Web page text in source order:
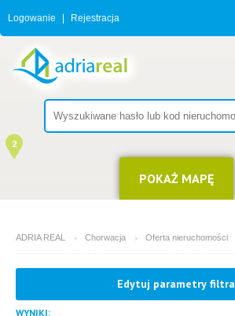
2
4
Logowanie Rejestracja
POKAŻ MAPĘ
ADRIA REAL Chorwacja Oferta nieruchomości
MIEJSCOWOŚĆ
Edytuj parametry filtra
WYNIKI: